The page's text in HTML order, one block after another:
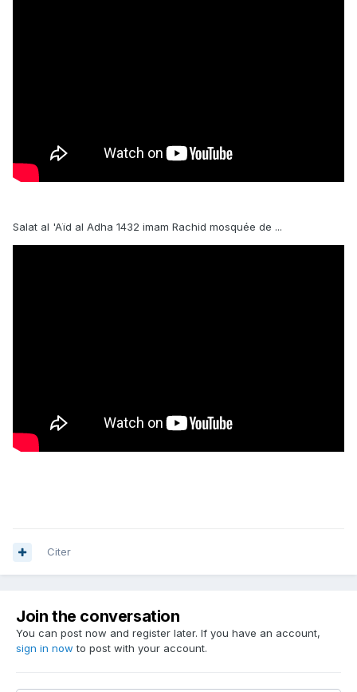
Salat al 'Aïd al Adha 1432 imam Rachid mosquée de ...
Citer
Join the conversation
You can post now and register later. If you have an account,
sign in now to post with your account.